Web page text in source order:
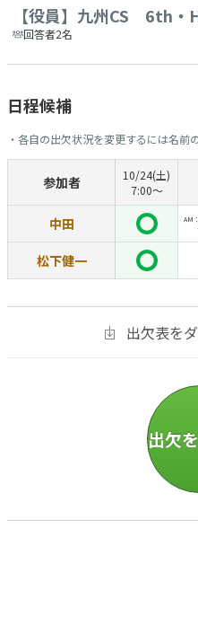
【役員】九州CS 6th・
回答者2名
日程候補
・各自の出欠状況を変更するには名前
参加者
10/24(土)
7:00〜
中田
AM
松下健一
出欠表を